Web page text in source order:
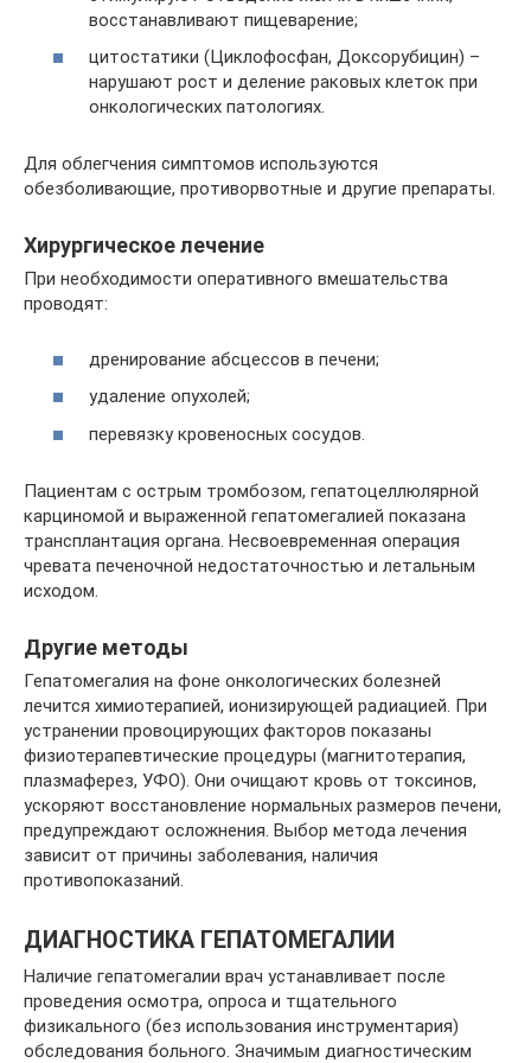
восстанавливают пищеварение;
цитостатики (Циклофосфан, Доксорубицин) –
нарушают рост и деление раковых клеток при
онкологических патологиях.
Для облегчения симптомов используются
обезболивающие, противорвотные и другие препараты.
Хирургическое лечение
При необходимости оперативного вмешательства
проводят:
дренирование абсцессов в печени;
удаление опухолей;
перевязку кровеносных сосудов.
Пациентам с острым тромбозом, гепатоцеллюлярной
карциномой и выраженной гепатомегалией показана
трансплантация органа. Несвоевременная операция
чревата печеночной недостаточностью и летальным
исходом.
Другие методы
Гепатомегалия на фоне онкологических болезней
лечится химиотерапией, ионизирующей радиацией. При
устранении провоцирующих факторов показаны
физиотерапевтические процедуры (магнитотерапия,
плазмаферез, УФО). Они очищают кровь от токсинов,
ускоряют восстановление нормальных размеров печени,
предупреждают осложнения. Выбор метода лечения
зависит от причины заболевания, наличия
противопоказаний.
ДИАГНОСТИКА ГЕПАТОМЕГАЛИИ
Наличие гепатомегалии врач устанавливает после
проведения осмотра, опроса и тщательного
физикального (без использования инструментария)
обследования больного. Значимым диагностическим